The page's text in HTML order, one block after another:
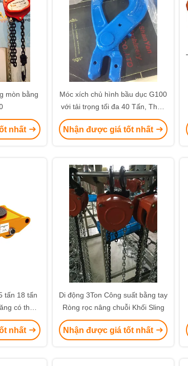
mòn bằng
nhất
Móc xích chủ hình bầu dục G100
với tải trọng tối đa 40 Tấn, Thép
carbon rèn cường độ cao và Giới
hạn tải trọng phá vỡ gấp 4 lần
Nhận được giá tốt nhất
tấn 18 tấn
có thể
đẩy hàng
nhất
Di động 3Ton Công suất bằng tay
Ròng rọc nâng chuỗi Khối Sling
Nhận được giá tốt nhất